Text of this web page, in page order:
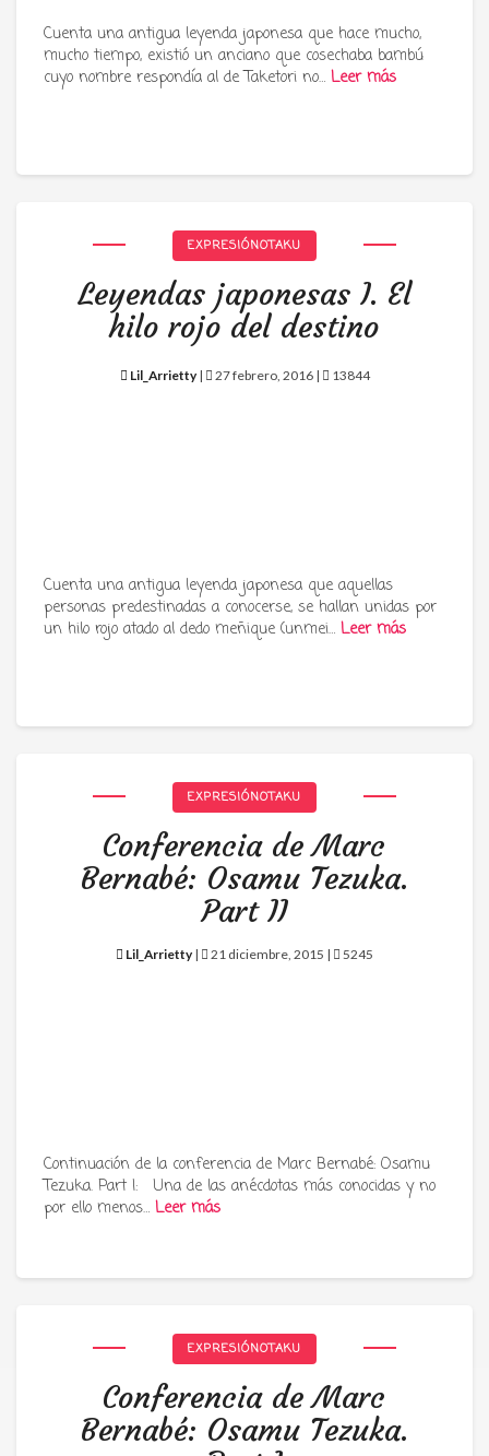
Cuenta una antigua leyenda japonesa que hace mucho,
mucho tiempo, existió un anciano que cosechaba bambú
cuyo nombre respondía al de Taketori no… Leer más
EXPRESIÓNOTAKU
Leyendas japonesas I. El
hilo rojo del destino
Lil_Arrietty| 27 febrero, 2016 | 13844
Cuenta una antigua leyenda japonesa que aquellas
personas predestinadas a conocerse, se hallan unidas por
un hilo rojo atado al dedo meñique (unmei… Leer más
EXPRESIÓNOTAKU
Conferencia de Marc
Bernabé: Osamu Tezuka.
Part II
Lil_Arrietty | 21 diciembre, 2015 | 5245
Continuación de la conferencia de Marc Bernabé: Osamu
Tezuka. Part I: Una de las anécdotas más conocidas y no
por ello menos… Leer más
EXPRESIÓNOTAKU
Conferencia de Marc
Bernabé: Osamu Tezuka.